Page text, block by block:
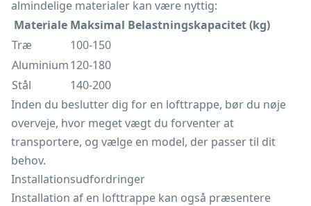
almindelige materialer kan være nyttig:
Materiale Maksimal Belastningskapacitet (kg)
Træ
100-150
Aluminium120-180
Stål
140-200
Inden du beslutter dig for en lofttrappe, bør du nøje
overveje, hvor meget vægt du forventer at
transportere, og vælge en model, der passer til dit
behov.
Installationsudfordringer
Installation af en lofttrappe kan også præsentere